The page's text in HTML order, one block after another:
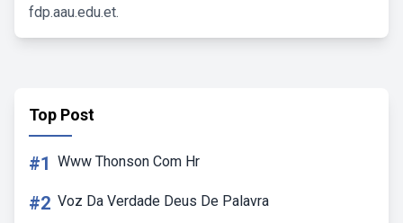
fdp.aau.edu.et.
Top Post
#1 Www Thonson Com Hr
#2 Voz Da Verdade Deus De Palavra